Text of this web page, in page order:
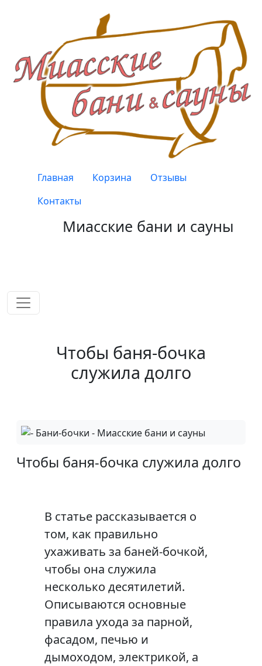
Верхнее меню
Главная Корзина
Отзывы
Контакты
Миасские бани и сауны
Чтобы баня-бочка
служила долго
Чтобы баня-бочка служила долго
В статье рассказывается о
том, как правильно
ухаживать за баней-бочкой,
чтобы она служила
несколько десятилетий.
Описываются основные
правила ухода за парной,
фасадом, печью и
дымоходом, электрикой, а